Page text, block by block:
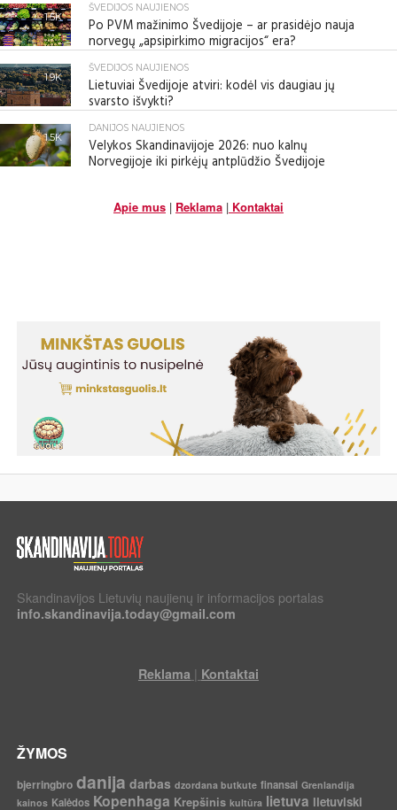
1.5K
ŠVEDIJOS NAUJIENOS
Po PVM mažinimo Švedijoje – ar prasidėjo nauja
norvegų „apsipirkimo migracijos“ era?
1.9K
ŠVEDIJOS NAUJIENOS
Lietuviai Švedijoje atviri: kodėl vis daugiau jų
svarsto išvykti?
1.5K
DANIJOS NAUJIENOS
Velykos Skandinavijoje 2026: nuo kalnų
Norvegijoje iki pirkėjų antplūdžio Švedijoje
Apie mus| Reklama| Kontaktai
Skandinavijos Lietuvių naujienų ir informacijos portalas
info.skandinavija.today@gmail.com
Reklama | Kontaktai
ŽYMOS
bjerringbro danija darbas dzordana butkute finansai Grenlandija
kainos Kalėdos Kopenhaga Krepšinis kultūra lietuva lietuviski